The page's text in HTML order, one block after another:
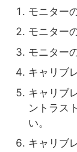
モニター
モニター
モニター
キャリブ
キャリブ
ントラス
い。
キャリブ